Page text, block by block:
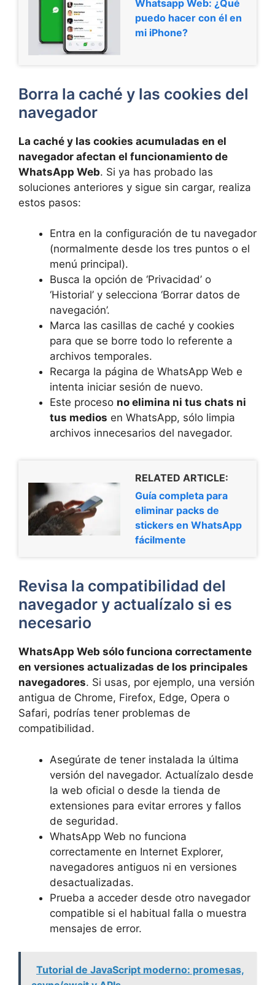
Whatsapp Web: ¿Qué
puedo hacer con él en
mi iPhone?
Borra la caché y las cookies del
navegador
La caché y las cookies acumuladas en el
navegador afectan el funcionamiento de
WhatsApp Web. Si ya has probado las
soluciones anteriores y sigue sin cargar, realiza
estos pasos:
Entra en la configuración de tu navegador
(normalmente desde los tres puntos o el
menú principal).
Busca la opción de ‘Privacidad’ o
‘Historial’ y selecciona ‘Borrar datos de
navegación’.
Marca las casillas de caché y cookies
para que se borre todo lo referente a
archivos temporales.
Recarga la página de WhatsApp Web e
intenta iniciar sesión de nuevo.
Este proceso no elimina ni tus chats ni
tus medios en WhatsApp, sólo limpia
archivos innecesarios del navegador.
RELATED ARTICLE:
Guía completa para
eliminar packs de
stickers en WhatsApp
fácilmente
Revisa la compatibilidad del
navegador y actualízalo si es
necesario
WhatsApp Web sólo funciona correctamente
en versiones actualizadas de los principales
navegadores. Si usas, por ejemplo, una versión
antigua de Chrome, Firefox, Edge, Opera o
Safari, podrías tener problemas de
compatibilidad.
Asegúrate de tener instalada la última
versión del navegador. Actualízalo desde
la web oficial o desde la tienda de
extensiones para evitar errores y fallos
de seguridad.
WhatsApp Web no funciona
correctamente en Internet Explorer,
navegadores antiguos ni en versiones
desactualizadas.
Prueba a acceder desde otro navegador
compatible si el habitual falla o muestra
mensajes de error.
Tutorial de JavaScript moderno: promesas,